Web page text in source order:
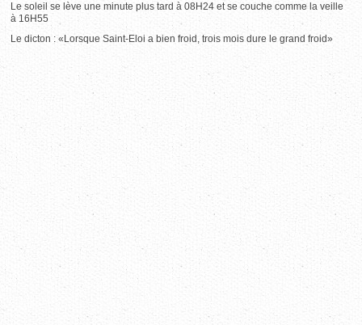
Le soleil se lève une minute plus tard à 08H24 et se couche comme la veille
à 16H55
Le dicton : «Lorsque Saint-Eloi a bien froid, trois mois dure le grand froid»